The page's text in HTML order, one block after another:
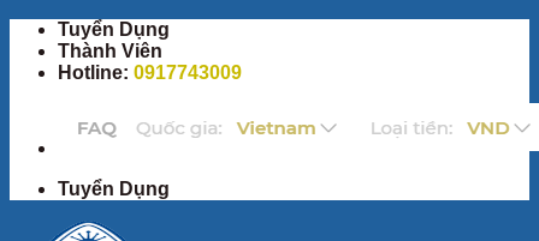
qua
Tuyển Dụng
Thành Viên
Hotline: 0917743009
Tuyển Dụng